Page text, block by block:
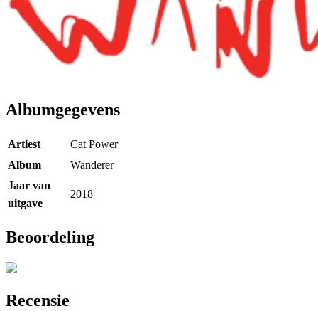
Albumgegevens
Artiest
Cat Power
Album
Wanderer
Jaar van
uitgave
2018
Beoordeling
Recensie